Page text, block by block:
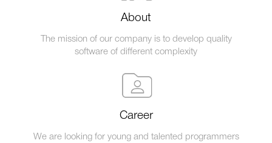
About
The mission of our company is to develop quality
software of different complexity
Career
We are looking for young and talented programmers